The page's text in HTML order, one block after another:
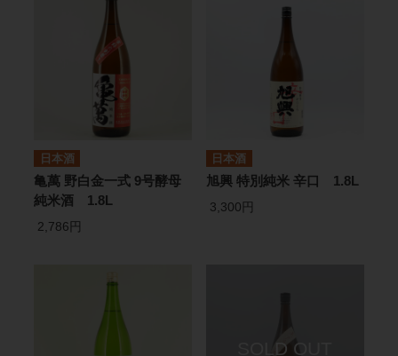
日本酒
亀萬 野白金一式 9号酵母
純米酒 1.8L
2,786円
日本酒
旭興 特別純米 辛口 1.8L
3,300円